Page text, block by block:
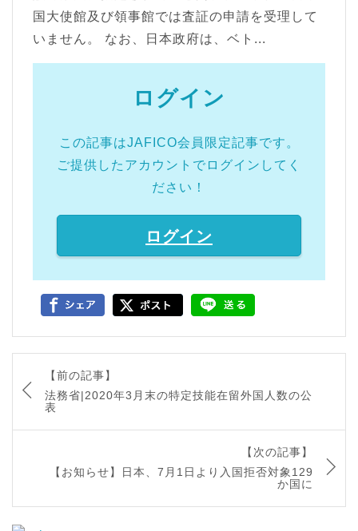
国大使館及び領事館では査証の申請を受理して
いません。 なお、日本政府は、ベト...
ログイン
この記事はJAFICO会員限定記事です。
ご提供したアカウントでログインしてく
ださい！
ログイン
【前の記事】
法務省|2020年3月末の特定技能在留外国人数の公
表
【次の記事】
【お知らせ】日本、7月1日より入国拒否対象129
か国に